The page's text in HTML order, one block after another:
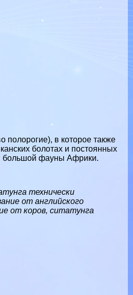
полорогие), в которое также
болотах и ​​постоянных
большой фауныАфрики.
технически
от английского
от коров, ситатунга